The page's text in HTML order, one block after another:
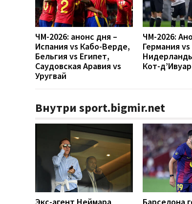
ЧМ-2026: анонс дня –
Испания vs Кабо-Верде,
Бельгия vs Египет,
Саудовская Аравия vs
Уругвай
ЧМ-2026:
Германия
Кот-
Внутри sport.bigmir.net
Экс-агент Неймара
Барселона